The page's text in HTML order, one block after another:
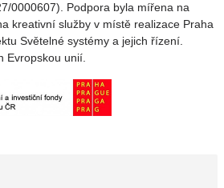
0000607). Podpora byla mířena na
kreativní služby v místě realizace Praha
Světelné systémy a jejich řízení.
Evropskou unií.